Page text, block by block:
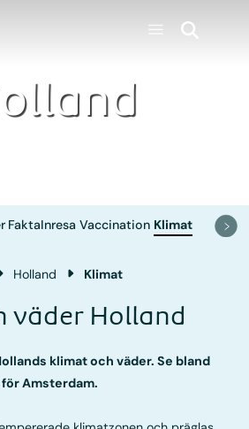
FaktaInresa Vaccination Klimat
Holland Klimat
väder Holland
klimat och väder. Se bland
Amsterdam.